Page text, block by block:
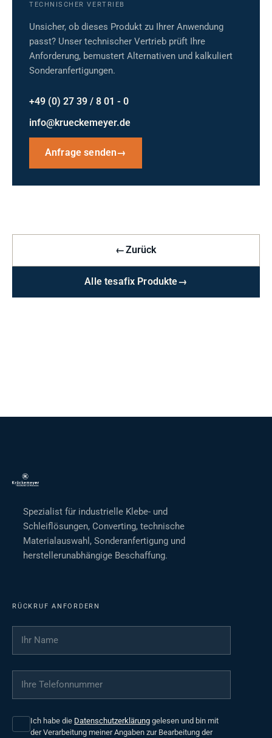
TECHNISCHER VERTRIEB
Unsicher, ob dieses Produkt zu Ihrer Anwendung
passt? Unser technischer Vertrieb prüft Ihre
Anforderung, bemustert Alternativen und kalkuliert
Sonderanfertigungen.
+49 (0) 27 39 / 8 01 - 0
info@krueckemeyer.de
Anfrage senden→
←Zurück
Alle tesafix Produkte→
Spezialist für industrielle Klebe- und
Schleiflösungen, Converting, technische
Materialauswahl, Sonderanfertigung und
herstellerunabhängige Beschaffung.
RÜCKRUF ANFORDERN
Ihr Name
Ihre Telefonnummer
Ich habe die Datenschutzerklärung gelesen und bin mit
der Verarbeitung meiner Angaben zur Bearbeitung der